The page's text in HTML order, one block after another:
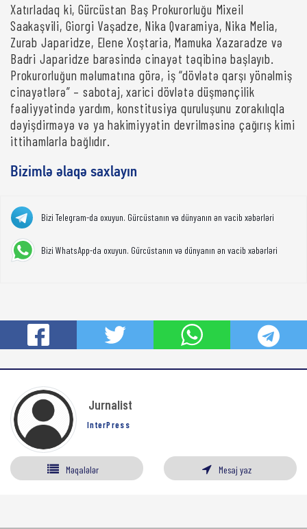
Xatırladaq ki, Gürcüstan Baş Prokurorluğu Mixeil
Saakaşvili, Giorgi Vaşadze, Nika Qvaramiya, Nika Melia,
Zurab Japaridze, Elene Xoştaria, Mamuka Xazaradze və
Badri Japaridze barəsində cinayət təqibinə başlayıb.
Prokurorluğun məlumatına görə, iş “dövlətə qarşı yönəlmiş
cinayətlərə” – sabotaj, xarici dövlətə düşmənçilik
fəaliyyətində yardım, konstitusiya quruluşunu zorakılıqla
dəyişdirməyə və ya hakimiyyətin devrilməsinə çağırış kimi
ittihamlarla bağlıdır.
Bizimlə əlaqə saxlayın
Bizi Telegram-da oxuyun. Gürcüstanın və dünyanın ən vacib xəbərləri
Bizi WhatsApp-da oxuyun. Gürcüstanın və dünyanın ən vacib xəbərləri
Jurnalist
InterPress
Məqalələr Mesaj yaz